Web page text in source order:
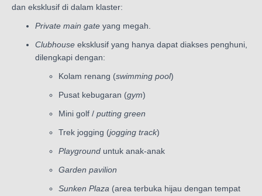
dan eksklusif di dalam klaster:
Private main gate yang megah.
Clubhouse eksklusif yang hanya dapat diakses penghuni,
dilengkapi dengan:
Kolam renang (swimming pool)
Pusat kebugaran (gym)
Mini golf / putting green
Trek jogging (jogging track)
Playground untuk anak-anak
Garden pavilion
Sunken Plaza (area terbuka hijau dengan tempat